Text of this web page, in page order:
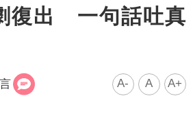
復出 一句話吐真
A- A A+